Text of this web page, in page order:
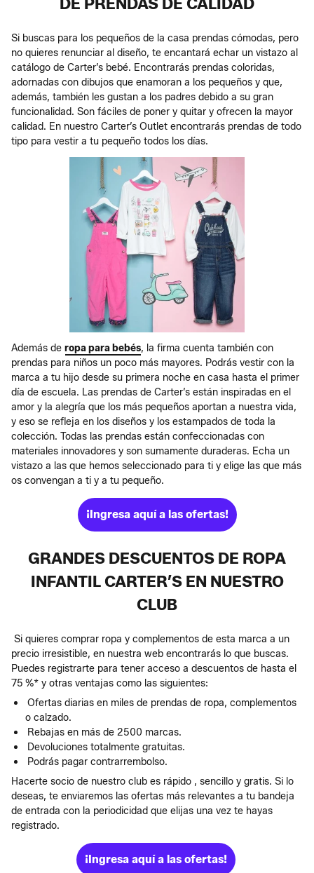
Si buscas para los pequeños de la casa prendas cómodas, pero
no quieres renunciar al diseño, te encantará echar un vistazo al
catálogo de Carter’s bebé. Encontrarás prendas coloridas,
adornadas con dibujos que enamoran a los pequeños y que,
además, también les gustan a los padres debido a su gran
funcionalidad. Son fáciles de poner y quitar y ofrecen la mayor
calidad. En nuestro Carter’s Outlet encontrarás prendas de todo
tipo para vestir a tu pequeño todos los días.
Además de ropa para bebés, la firma cuenta también con
prendas para niños un poco más mayores. Podrás vestir con la
marca a tu hijo desde su primera noche en casa hasta el primer
día de escuela. Las prendas de Carter’s están inspiradas en el
amor y la alegría que los más pequeños aportan a nuestra vida,
y eso se refleja en los diseños y los estampados de toda la
colección. Todas las prendas están confeccionadas con
materiales innovadores y son sumamente duraderas. Echa un
vistazo a las que hemos seleccionado para ti y elige las que más
os convengan a ti y a tu pequeño.
¡Ingresa aquí a las ofertas!
GRANDES DESCUENTOS DE ROPA
INFANTIL CARTER’S EN NUESTRO
CLUB
Si quieres comprar ropa y complementos de esta marca a un
precio irresistible, en nuestra web encontrarás lo que buscas.
Puedes registrarte para tener acceso a descuentos de hasta el
75 %* y otras ventajas como las siguientes:
Ofertas diarias en miles de prendas de ropa, complementos
o calzado.
Rebajas en más de 2500 marcas.
Devoluciones totalmente gratuitas.
Podrás pagar contrarrembolso.
Hacerte socio de nuestro club es rápido , sencillo y gratis. Si lo
deseas, te enviaremos las ofertas más relevantes a tu bandeja
de entrada con la periodicidad que elijas una vez te hayas
registrado.
¡Ingresa aquí a las ofertas!